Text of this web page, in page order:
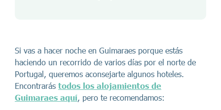
Si vas a hacer noche en Guimaraes porque estás
haciendo un recorrido de varios días por el norte de
Portugal, queremos aconsejarte algunos hoteles.
Encontrarás todos los alojamientos de
Guimaraes aquí, pero te recomendamos: